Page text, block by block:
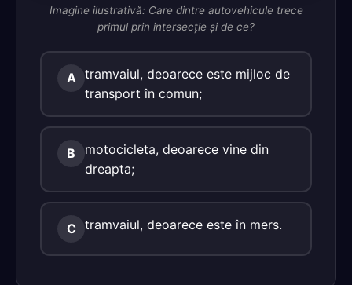
Imagine ilustrativă: Care dintre autovehicule trece
primul prin intersecţie şi de ce?
A tramvaiul, deoarece este mijloc de
transport în comun;
B
motocicleta, deoarece vine din
dreapta;
C tramvaiul, deoarece este în mers.